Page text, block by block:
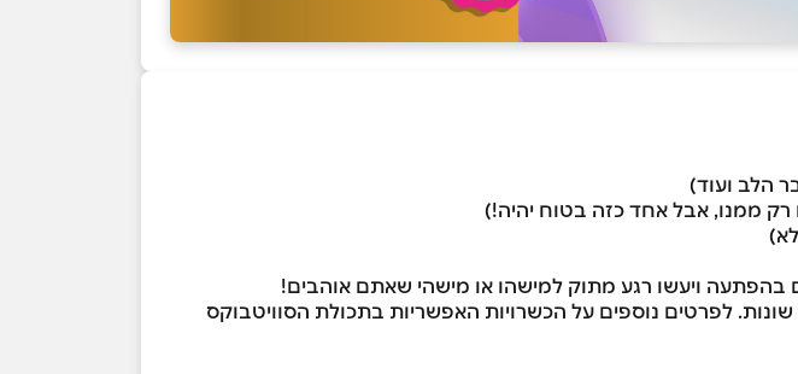
לפרטים נוספים על הכשרויות האפשריות בתכולת הסוויטבוקס